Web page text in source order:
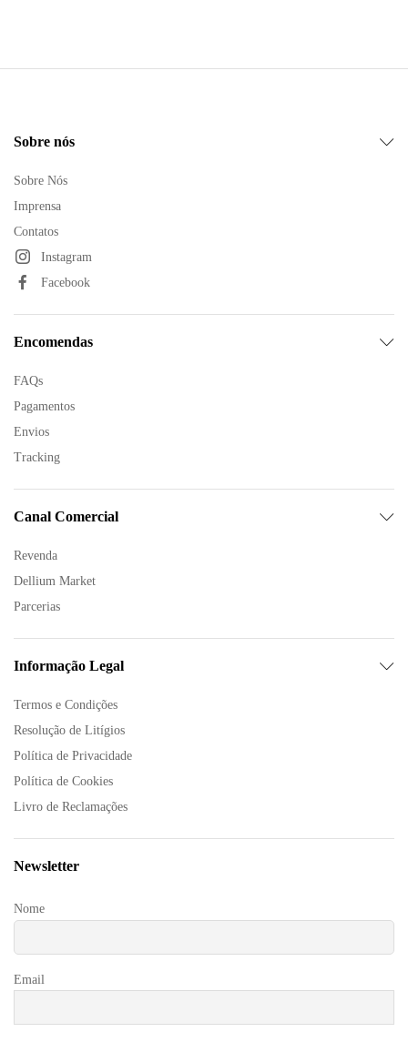
Sobre nós
Sobre Nós
Imprensa
Contatos
Instagram
Facebook
Encomendas
FAQs
Pagamentos
Envios
Tracking
Canal Comercial
Revenda
Dellium Market
Parcerias
Informação Legal
Termos e Condições
Resolução de Litígios
Política de Privacidade
Política de Cookies
Livro de Reclamações
Newsletter
Nome
Email